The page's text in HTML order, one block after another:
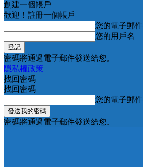
創建一個帳戶
歡迎！註冊一個帳戶
您的電子郵件
您的用戶名
密碼將通過電子郵件發送給您。
隱私權政策
找回密碼
找回密碼
您的電子郵件
密碼將通過電子郵件發送給您。